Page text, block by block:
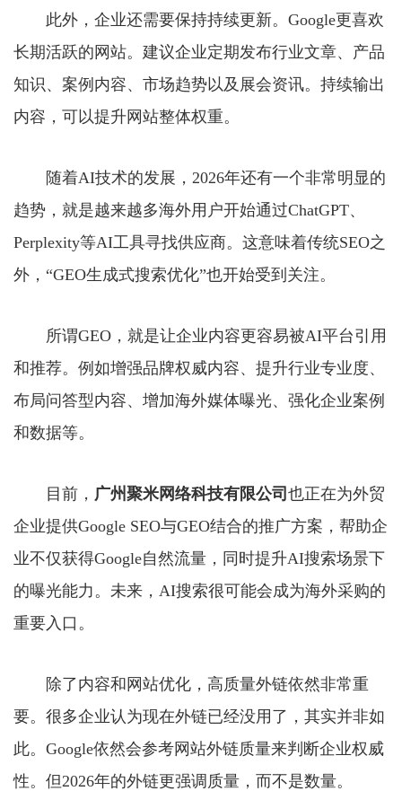
此外，企业还需要保持持续更新。Google更喜欢
长期活跃的网站。建议企业定期发布行业文章、产品
知识、案例内容、市场趋势以及展会资讯。持续输出
内容，可以提升网站整体权重。
随着AI技术的发展，2026年还有一个非常明显的
趋势，就是越来越多海外用户开始通过ChatGPT、
Perplexity等AI工具寻找供应商。这意味着传统SEO之
外，“GEO生成式搜索优化”也开始受到关注。
所谓GEO，就是让企业内容更容易被AI平台引用
和推荐。例如增强品牌权威内容、提升行业专业度、
布局问答型内容、增加海外媒体曝光、强化企业案例
和数据等。
目前， 广州聚米网络科技有限公司 也正在为外贸
企业提供Google SEO与GEO结合的推广方案，帮助企
业不仅获得Google自然流量，同时提升AI搜索场景下
的曝光能力。未来，AI搜索很可能会成为海外采购的
重要入口。
除了内容和网站优化，高质量外链依然非常重
要。很多企业认为现在外链已经没用了，其实并非如
此。Google依然会参考网站外链质量来判断企业权威
性。但2026年的外链更强调质量，而不是数量。